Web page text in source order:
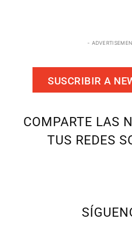
-
SUSCRIBIR A
COMPARTE LAS
TUS REDES